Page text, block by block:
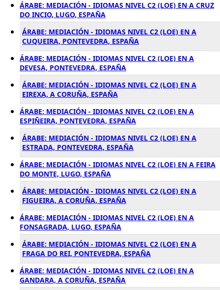
ÁRABE: MEDIACIÓN - IDIOMAS NIVEL C2 (LOE) EN A CRUZ
DO INCIO, LUGO, ESPAÑA
ÁRABE: MEDIACIÓN - IDIOMAS NIVEL C2 (LOE) EN A
CUQUEIRA, PONTEVEDRA, ESPAÑA
ÁRABE: MEDIACIÓN - IDIOMAS NIVEL C2 (LOE) EN A
DEVESA, PONTEVEDRA, ESPAÑA
ÁRABE: MEDIACIÓN - IDIOMAS NIVEL C2 (LOE) EN A
EIREXA, A CORUÑA, ESPAÑA
ÁRABE: MEDIACIÓN - IDIOMAS NIVEL C2 (LOE) EN A
ESPIÑEIRA, PONTEVEDRA, ESPAÑA
ÁRABE: MEDIACIÓN - IDIOMAS NIVEL C2 (LOE) EN A
ESTRADA, PONTEVEDRA, ESPAÑA
ÁRABE: MEDIACIÓN - IDIOMAS NIVEL C2 (LOE) EN A FEIRA
DO MONTE, LUGO, ESPAÑA
ÁRABE: MEDIACIÓN - IDIOMAS NIVEL C2 (LOE) EN A
FIGUEIRA, A CORUÑA, ESPAÑA
ÁRABE: MEDIACIÓN - IDIOMAS NIVEL C2 (LOE) EN A
FONSAGRADA, LUGO, ESPAÑA
ÁRABE: MEDIACIÓN - IDIOMAS NIVEL C2 (LOE) EN A
FRAGA DO REI, PONTEVEDRA, ESPAÑA
ÁRABE: MEDIACIÓN - IDIOMAS NIVEL C2 (LOE) EN A
GANDARA, A CORUÑA, ESPAÑA